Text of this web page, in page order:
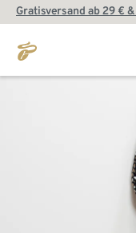
Gratisversand ab 29 €